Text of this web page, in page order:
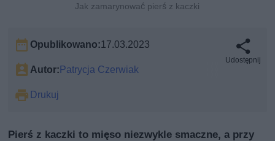
Jak zamarynować pierś z kaczki
Opublikowano:17.03.2023
Autor:Patrycja Czerwiak
Drukuj
Udostępnij
Pierś z kaczki to mięso niezwykle smaczne, a przy